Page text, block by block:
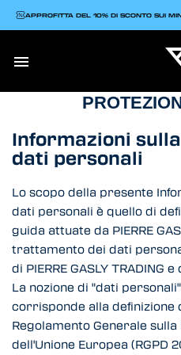

APPROFITTA DEL 10% DI SCONTO SUI
Informazioni
dati personali
Lo scopo della presente
dati personali è quello di
guida attuate da PIERRE
trattamento dei dati
di PIERRE GASLY
La nozione di "dati
corrisponde alla definizione
Regolamento Generale
dell'Unione Europea (RGPD